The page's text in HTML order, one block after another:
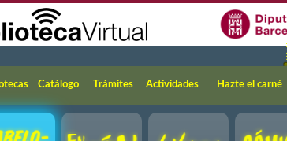
Catálogo Trámites Actividades Hazte el carné